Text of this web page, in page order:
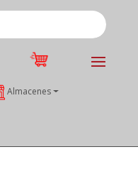
Almacenes